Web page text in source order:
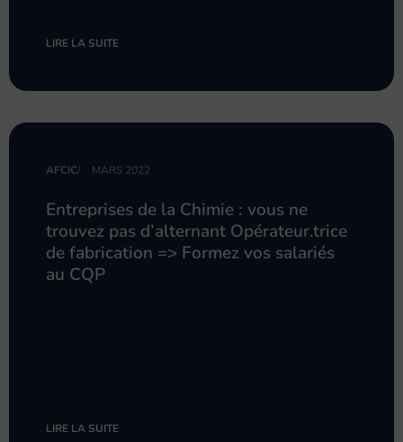
LIRE LA SUITE
AFCIC/ MARS 2022
Entreprises de la Chimie : vous ne
trouvez pas d’alternant Opérateur.trice
de fabrication => Formez vos salariés
au CQP
LIRE LA SUITE